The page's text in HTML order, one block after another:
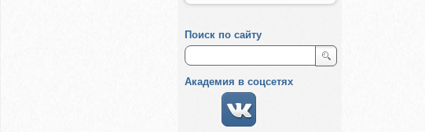
Поиск по сайту
Академия в соцсетях